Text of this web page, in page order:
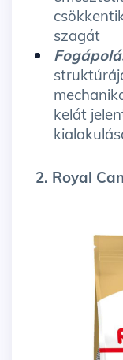
szagát
kelát
2. Royal